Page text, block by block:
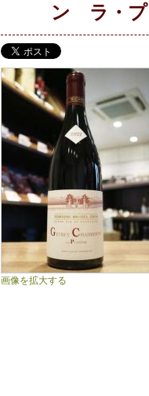
ン ラ・
画像を拡大する